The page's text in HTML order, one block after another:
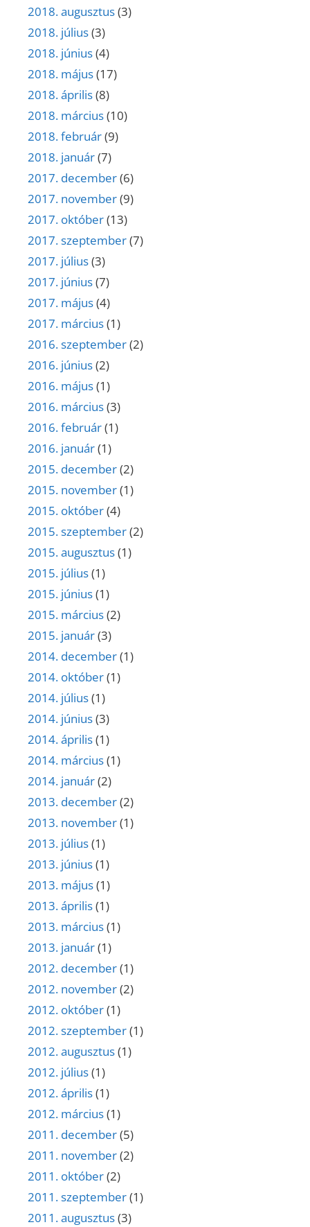
2018. augusztus(3)
2018. július(3)
2018. június(4)
2018. május(17)
2018. április(8)
2018. március(10)
2018. február(9)
2018. január(7)
2017. december(6)
2017. november(9)
2017. október(13)
2017. szeptember(7)
2017. július(3)
2017. június(7)
2017. május(4)
2017. március(1)
2016. szeptember(2)
2016. június(2)
2016. május(1)
2016. március(3)
2016. február(1)
2016. január(1)
2015. december(2)
2015. november(1)
2015. október(4)
2015. szeptember(2)
2015. augusztus(1)
2015. július(1)
2015. június(1)
2015. március(2)
2015. január(3)
2014. december(1)
2014. október(1)
2014. július(1)
2014. június(3)
2014. április(1)
2014. március(1)
2014. január(2)
2013. december(2)
2013. november(1)
2013. július(1)
2013. június(1)
2013. május(1)
2013. április(1)
2013. március(1)
2013. január(1)
2012. december(1)
2012. november(2)
2012. október(1)
2012. szeptember(1)
2012. augusztus(1)
2012. július(1)
2012. április(1)
2012. március(1)
2011. december(5)
2011. november(2)
2011. október(2)
2011. szeptember(1)
2011. augusztus(3)